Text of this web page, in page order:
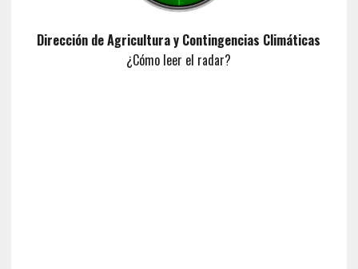
Dirección de Agricultura y Contingencias Climáticas
¿Cómo leer el radar?